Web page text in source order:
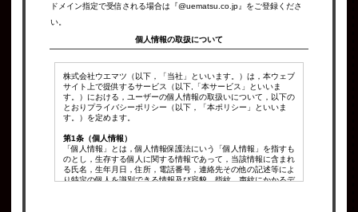
ドメイン指定で受信される場合は『@uematsu.co.jp』をご登録くださ
い。
個人情報の取扱について
株式会社ウエマツ（以下，「当社」といいます。）は，本ウェブ
サイト上で提供するサービス（以下,「本サービス」といいま
す。）における，ユーザーの個人情報の取扱いについて，以下の
とおりプライバシーポリシー（以下，「本ポリシー」といいま
す。）を定めます。
第1条（個人情報）
「個人情報」とは，個人情報保護法にいう「個人情報」を指すも
のとし，生存する個人に関する情報であって，当該情報に含まれ
る氏名，生年月日，住所，電話番号，連絡先その他の記述等によ
り特定の個人を識別できる情報及び容貌，指紋，声紋にかかるデ